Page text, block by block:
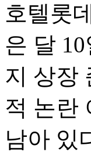
호텔롯
은 달
지 상장
적 논란
남아 있